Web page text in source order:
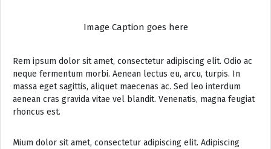
Image Caption goes here
Rem ipsum dolor sit amet, consectetur adipiscing elit. Odio ac
neque fermentum morbi. Aenean lectus eu, arcu, turpis. In
massa eget sagittis, aliquet maecenas ac. Sed leo interdum
aenean cras gravida vitae vel blandit. Venenatis, magna feugiat
rhoncus est.
Mium dolor sit amet, consectetur adipiscing elit. Adipiscing